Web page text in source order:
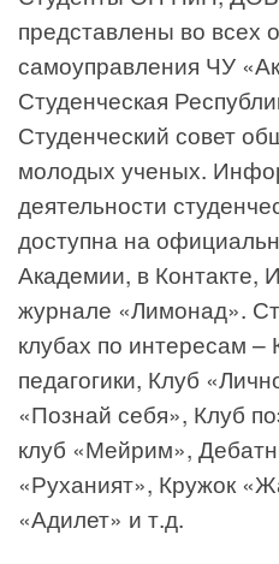
представлены во всех
самоуправления ЧУ
Студенческая
Студенческий совет
молодых ученых.
деятельности
доступна на
Академии, в Контакте,
журнале «Лимонад».
клубах по интересам –
педагогики, Клуб
«Познай себя», Клуб
клуб «Мейрим»,
«Руханият», Кружок
«Адилет» и т.д.